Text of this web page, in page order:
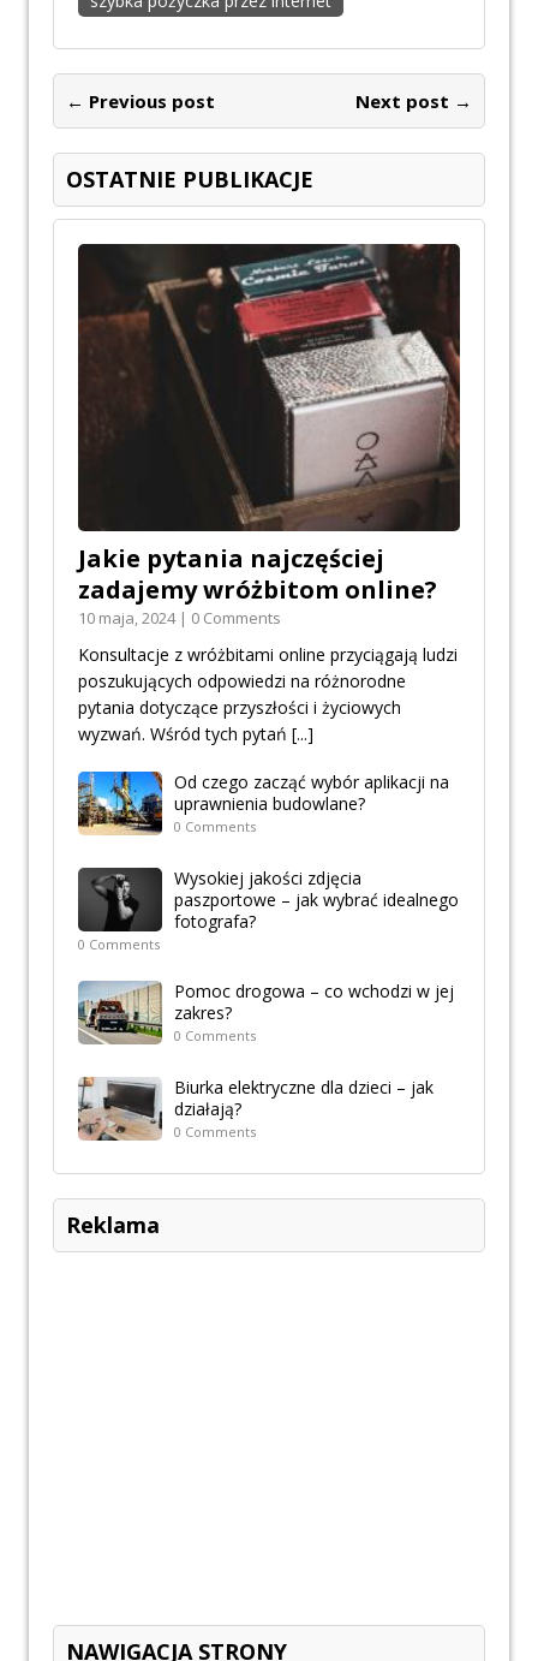
← Previous post Next post →
OSTATNIE PUBLIKACJE
Jakie pytania najczęściej
zadajemy wróżbitom online?
10 maja, 2024 | 0 Comments
Konsultacje z wróżbitami online przyciągają ludzi
poszukujących odpowiedzi na różnorodne
pytania dotyczące przyszłości i życiowych
wyzwań. Wśród tych pytań [...]
Od czego zacząć wybór aplikacji na
uprawnienia budowlane?
0 Comments
Wysokiej jakości zdjęcia
paszportowe – jak wybrać idealnego
fotografa?
0 Comments
Pomoc drogowa – co wchodzi w jej
zakres?
0 Comments
Biurka elektryczne dla dzieci – jak
działają?
0 Comments
Reklama
NAWIGACJA STRONY